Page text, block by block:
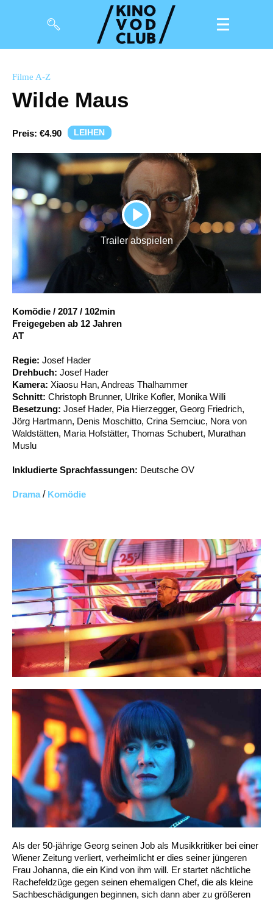
Magazin
Kuratierungen
So geht’s
Filmpakete
Gutscheine
& Filmpässe
Account
Filme A-Z
Wilde Maus
Preis: €4.90 LEIHEN
PLAY
Trailer abspielen
Komödie / 2017 / 102min
Freigegeben ab 12 Jahren
AT
Regie: Josef Hader
Drehbuch: Josef Hader
Kamera: Xiaosu Han, Andreas Thalhammer
Schnitt: Christoph Brunner, Ulrike Kofler, Monika Willi
Besetzung: Josef Hader, Pia Hierzegger, Georg Friedrich,
Jörg Hartmann, Denis Moschitto, Crina Semciuc, Nora von
Waldstätten, Maria Hofstätter, Thomas Schubert, Murathan
Muslu
Inkludierte Sprachfassungen: Deutsche OV
Drama / Komödie
Als der 50-jährige Georg seinen Job als Musikkritiker bei einer
Wiener Zeitung verliert, verheimlicht er dies seiner jüngeren
Frau Johanna, die ein Kind von ihm will. Er startet nächtliche
Rachefeldzüge gegen seinen ehemaligen Chef, die als kleine
Sachbeschädigungen beginnen, sich dann aber zu größeren